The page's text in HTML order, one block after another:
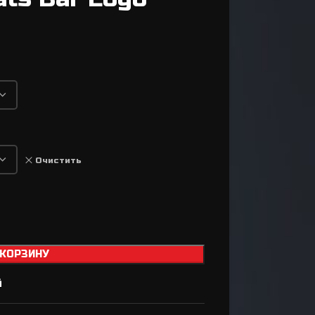
Манетки / Шифтеры
Велосипедные тормоза
Тормозные диски / Ротора
Тросики / Оболочки
Очистить